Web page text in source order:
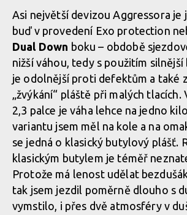
Asi největší devizou Aggressora je
buď v provedení Exo protection
Dual Down boku – obdobě
nižší váhou, tedy s použitím silnější
je odolnější proti defektům a také
„žvýkání“ pláště při malých tlacích.
2,3 palce je váha lehce na jedno
variantu jsem měl na kole a na
se jedná o klasický butylový plášť.
klasickým butylem je téměř
Protože má lenost udělat
tak jsem jezdil poměrně dlouho s
vymstilo, i přes dvě atmosféry v